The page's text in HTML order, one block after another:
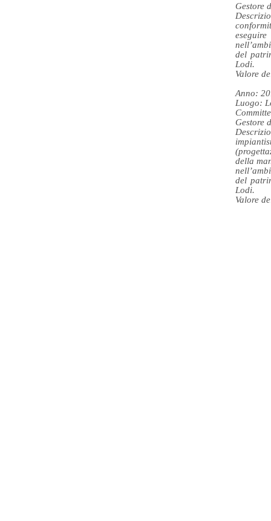
Gestore
del
Lodi.
Valore
Anno:
Luogo:
Gestore
della
del
Lodi.
Valore